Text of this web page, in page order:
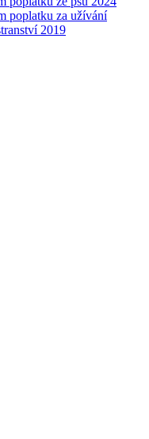
poplatku za užívání
2019